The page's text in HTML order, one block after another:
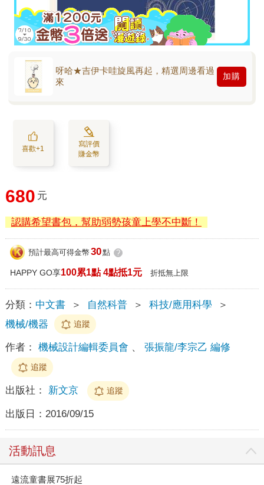
呀哈★吉伊卡哇旋風再起，精選周邊看過
來
加購
喜歡+1
寫評價
賺金幣
680 元
認購希望書包，幫助弱勢孩童上學不中斷！
預計最高可得金幣 30點 ?
HAPPY GO享100累1點 4點抵1元 折抵無上限
分類： 中文書 ＞ 自然科普 ＞ 科技/應用科學
＞
機械/機器
追蹤
作者： 機械設計編輯委員會 、 張振龍/李宗乙 編修
追蹤
出版社： 新文京 追蹤
出版日： 2016/09/15
活動訊息
遠流童書展75折起